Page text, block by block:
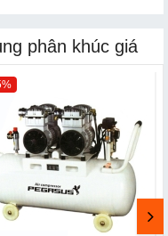
phân khúc giá